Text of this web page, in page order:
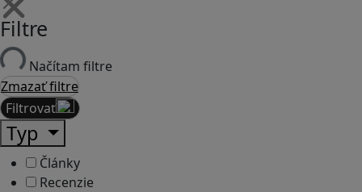
Filtre
Načítam filtre
Zmazať filtre
Filtrovať
Typ
Články
Recenzie